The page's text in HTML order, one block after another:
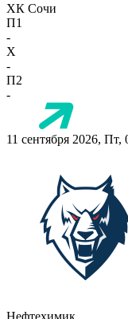
ХК Сочи
П1
-
X
-
П2
-
11 сентября 2026, Пт,
Нефтехимик